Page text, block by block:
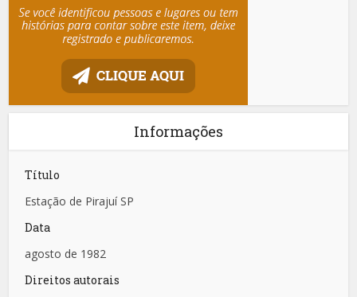
Informações
Título
Estação de Pirajuí SP
Data
agosto de 1982
Direitos autorais